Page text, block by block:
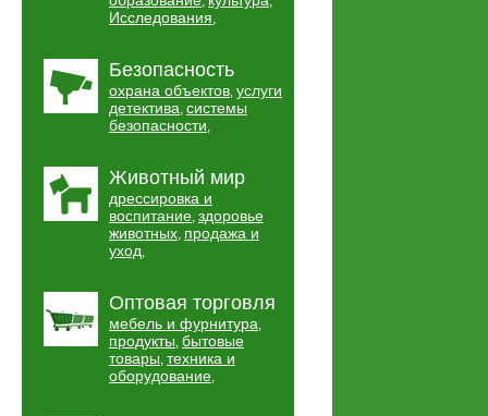
Исследования,
Безопасность
охрана объектов, услуги
детектива, системы
безопасности,
Животный мир
дрессировка и
воспитание, здоровье
животных, продажа и
уход,
Оптовая торговля
мебель и фурнитура,
продукты, бытовые
товары, техника и
оборудование,